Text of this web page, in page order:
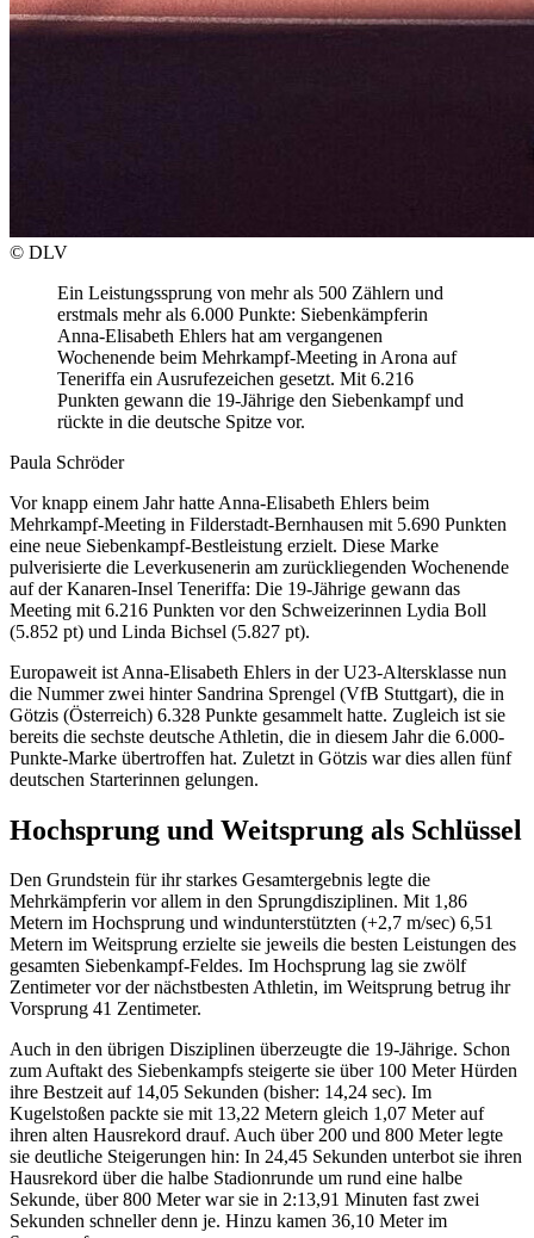
© DLV
Ein Leistungssprung von mehr als 500 Zählern und
erstmals mehr als 6.000 Punkte: Siebenkämpferin
Anna-Elisabeth Ehlers hat am vergangenen
Wochenende beim Mehrkampf-Meeting in Arona auf
Teneriffa ein Ausrufezeichen gesetzt. Mit 6.216
Punkten gewann die 19-Jährige den Siebenkampf und
rückte in die deutsche Spitze vor.
Paula Schröder
Vor knapp einem Jahr hatte Anna-Elisabeth Ehlers beim
Mehrkampf-Meeting in Filderstadt-Bernhausen mit 5.690 Punkten
eine neue Siebenkampf-Bestleistung erzielt. Diese Marke
pulverisierte die Leverkusenerin am zurückliegenden Wochenende
auf der Kanaren-Insel Teneriffa: Die 19-Jährige gewann das
Meeting mit 6.216 Punkten vor den Schweizerinnen Lydia Boll
(5.852 pt) und Linda Bichsel (5.827 pt).
Europaweit ist Anna-Elisabeth Ehlers in der U23-Altersklasse nun
die Nummer zwei hinter Sandrina Sprengel (VfB Stuttgart), die in
Götzis (Österreich) 6.328 Punkte gesammelt hatte. Zugleich ist sie
bereits die sechste deutsche Athletin, die in diesem Jahr die 6.000-
Punkte-Marke übertroffen hat. Zuletzt in Götzis war dies allen fünf
deutschen Starterinnen gelungen.
Hochsprung und Weitsprung als Schlüssel
Den Grundstein für ihr starkes Gesamtergebnis legte die
Mehrkämpferin vor allem in den Sprungdisziplinen. Mit 1,86
Metern im Hochsprung und windunterstützten (+2,7 m/sec) 6,51
Metern im Weitsprung erzielte sie jeweils die besten Leistungen des
gesamten Siebenkampf-Feldes. Im Hochsprung lag sie zwölf
Zentimeter vor der nächstbesten Athletin, im Weitsprung betrug ihr
Vorsprung 41 Zentimeter.
Auch in den übrigen Disziplinen überzeugte die 19-Jährige. Schon
zum Auftakt des Siebenkampfs steigerte sie über 100 Meter Hürden
ihre Bestzeit auf 14,05 Sekunden (bisher: 14,24 sec). Im
Kugelstoßen packte sie mit 13,22 Metern gleich 1,07 Meter auf
ihren alten Hausrekord drauf. Auch über 200 und 800 Meter legte
sie deutliche Steigerungen hin: In 24,45 Sekunden unterbot sie ihren
Hausrekord über die halbe Stadionrunde um rund eine halbe
Sekunde, über 800 Meter war sie in 2:13,91 Minuten fast zwei
Sekunden schneller denn je. Hinzu kamen 36,10 Meter im